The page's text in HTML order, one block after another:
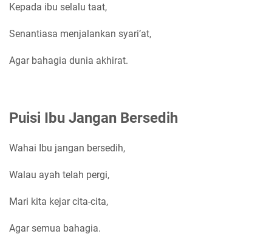
Kepada ibu selalu taat,
Senantiasa menjalankan syari’at,
Agar bahagia dunia akhirat.
Puisi Ibu Jangan Bersedih
Wahai Ibu jangan bersedih,
Walau ayah telah pergi,
Mari kita kejar cita-cita,
Agar semua bahagia.